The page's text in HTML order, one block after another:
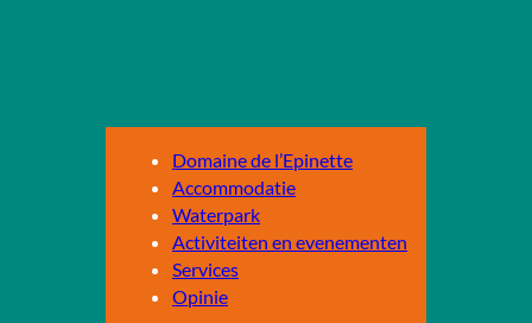
Domaine de l’Epinette
Accommodatie
Waterpark
Activiteiten en evenementen
Services
Opinie